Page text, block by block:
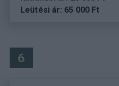
Leütési ár: 65 000 Ft
6